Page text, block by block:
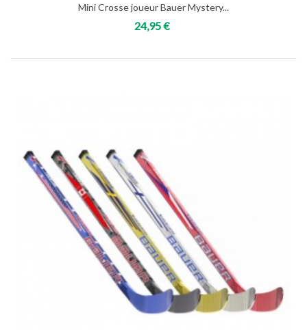
Mini Crosse joueur Bauer Mystery...
24,95 €